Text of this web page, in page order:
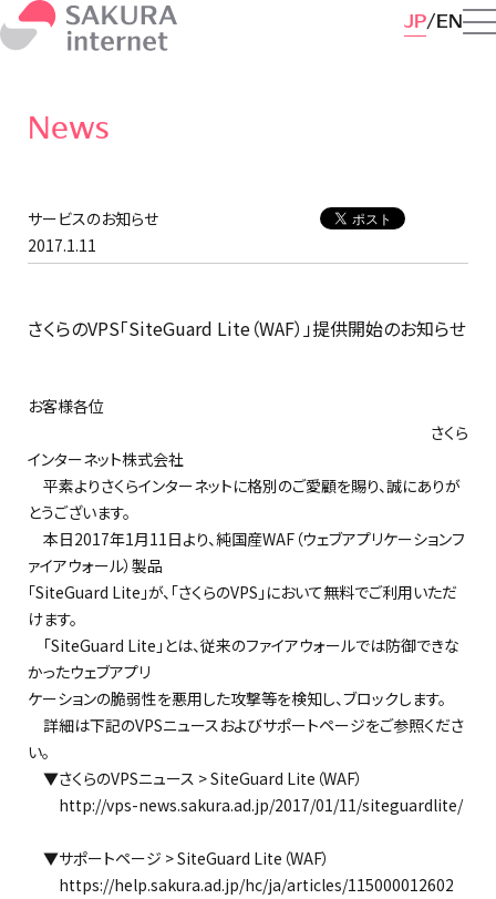
JP EN
News
サービスのお知らせ
2017.1.11
さくらのVPS「SiteGuard Lite（WAF）」提供開始のお知らせ
お客様各位
さくら
インターネット株式会社
平素よりさくらインターネットに格別のご愛顧を賜り、誠にありが
とうございます。
本日2017年1月11日より、純国産WAF（ウェブアプリケーションフ
ァイアウォール）製品
「SiteGuard Lite」が、「さくらのVPS」において無料でご利用いただ
けます。
「SiteGuard Lite」とは、従来のファイアウォールでは防御できな
かったウェブアプリ
ケーションの脆弱性を悪用した攻撃等を検知し、ブロックします。
詳細は下記のVPSニュースおよびサポートページをご参照くださ
い。
▼さくらのVPSニュース > SiteGuard Lite（WAF）
http://vps-news.sakura.ad.jp/2017/01/11/siteguardlite/
▼サポートページ > SiteGuard Lite（WAF）
https://help.sakura.ad.jp/hc/ja/articles/115000012602